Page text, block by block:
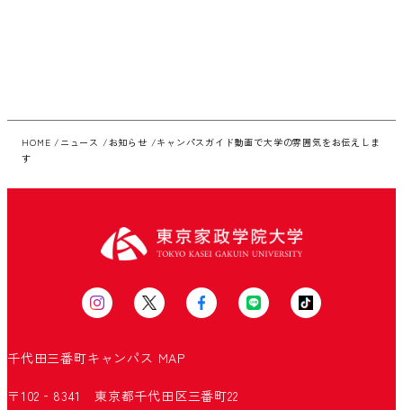
HOME ニュース お知らせ
キャンパスガイド動画で大学の雰囲気をお伝えしま
す
千代田三番町キャンパス MAP
〒102‐8341 東京都千代田区三番町22